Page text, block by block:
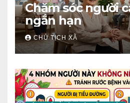
Chăm sóc người
ngắn hạn
CHỦ TỊCH XÃ